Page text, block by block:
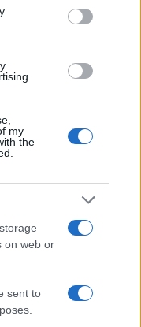
my
the
on web or
sent to
nazionali?
mese
nella